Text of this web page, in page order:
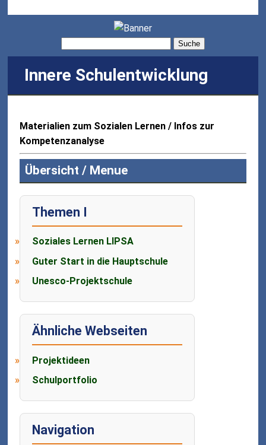
Suche
Innere Schulentwicklung
Materialien zum Sozialen Lernen / Infos zur
Kompetenzanalyse
Übersicht / Menue
Themen I
Soziales Lernen LIPSA
Guter Start in die Hauptschule
Unesco-Projektschule
Ähnliche Webseiten
Projektideen
Schulportfolio
Navigation